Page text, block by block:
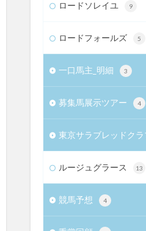
ロードソレイユ 9
ロードフォールズ 5
一口馬主_明細 3
募集馬展示ツアー 4
東京サラブレッドクラ
ルージュグラース 13
競馬予想 4